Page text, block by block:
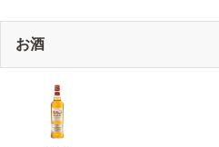
お酒